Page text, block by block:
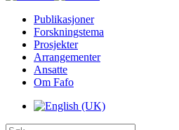
Publikasjoner
Forskningstema
Prosjekter
Arrangementer
Ansatte
Om Fafo